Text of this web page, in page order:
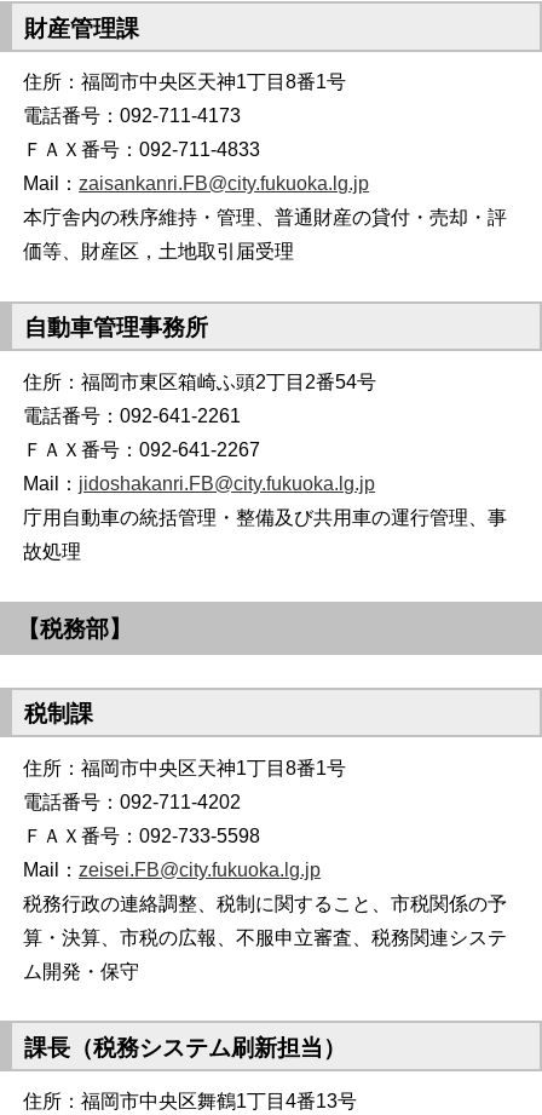
財産管理課
住所：福岡市中央区天神1丁目8番1号
電話番号：092-711-4173
ＦＡＸ番号：092-711-4833
Mail： zaisankanri.FB@city.fukuoka.lg.jp
本庁舎内の秩序維持・管理、普通財産の貸付・売却・評
価等、財産区，土地取引届受理
自動車管理事務所
住所：福岡市東区箱崎ふ頭2丁目2番54号
電話番号：092-641-2261
ＦＡＸ番号：092-641-2267
Mail： jidoshakanri.FB@city.fukuoka.lg.jp
庁用自動車の統括管理・整備及び共用車の運行管理、事
故処理
【税務部】
税制課
住所：福岡市中央区天神1丁目8番1号
電話番号：092-711-4202
ＦＡＸ番号：092-733-5598
Mail： zeisei.FB@city.fukuoka.lg.jp
税務行政の連絡調整、税制に関すること、市税関係の予
算・決算、市税の広報、不服申立審査、税務関連システ
ム開発・保守
課長（税務システム刷新担当）
住所：福岡市中央区舞鶴1丁目4番13号